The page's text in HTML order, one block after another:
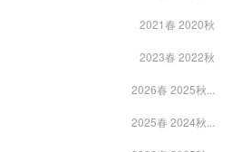
2021春 2020秋
2023春 2022秋
2026春 2025秋...
2025春 2024秋...